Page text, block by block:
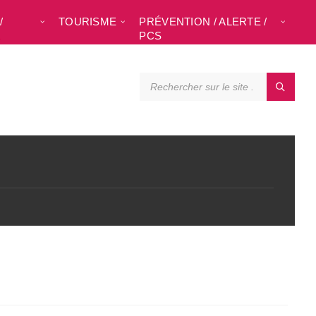
TOURISME
PRÉVENTION / ALERTE /
PCS